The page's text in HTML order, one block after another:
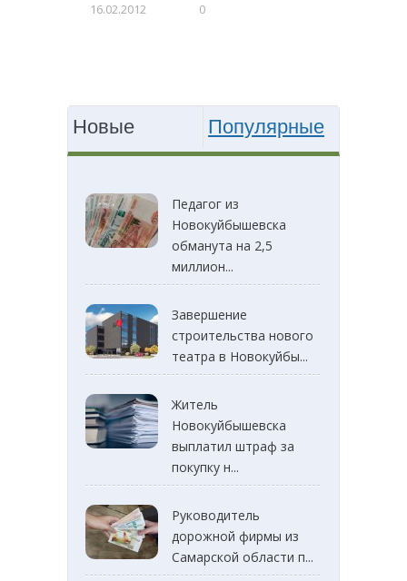
16.02.2012 0
Новые Популярные
Педагог из
Новокуйбышевска
обманута на 2,5
миллион...
Завершение
строительства нового
театра в Новокуйбы...
Житель
Новокуйбышевска
выплатил штраф за
покупку н...
Руководитель
дорожной фирмы из
Самарской области п...